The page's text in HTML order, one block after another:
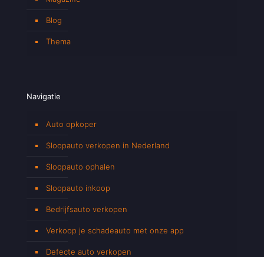
Blog
Thema
Navigatie
Auto opkoper
Sloopauto verkopen in Nederland
Sloopauto ophalen
Sloopauto inkoop
Bedrijfsauto verkopen
Verkoop je schadeauto met onze app
Defecte auto verkopen